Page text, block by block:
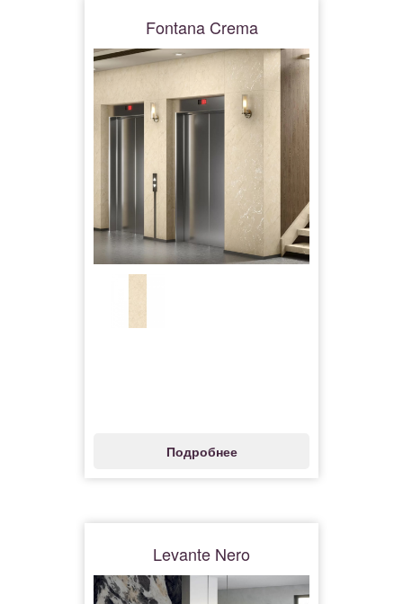
Fontana Crema
Подробнее
Levante Nero